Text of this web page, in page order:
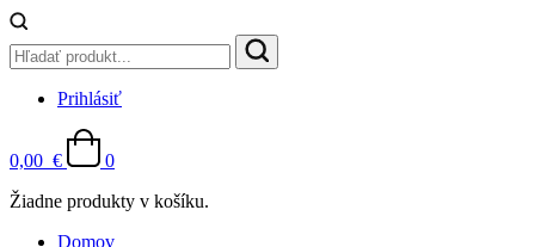
Prihlásiť
0,00 €
0
Žiadne produkty v košíku.
Domov